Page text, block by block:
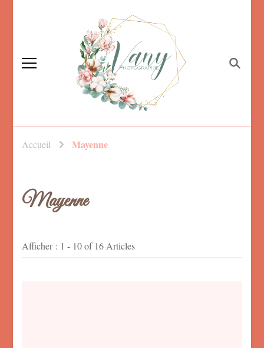
Vanessa Foucault,
Accueil Mayenne
Mayenne
Afficher : 1 - 10 of 16 Articles